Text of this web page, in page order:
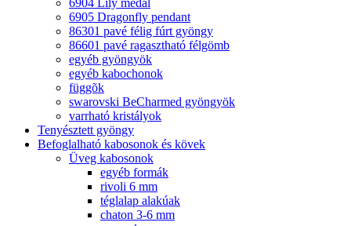
6904 Lily medál
6905 Dragonfly pendant
86301 pavé félig fúrt gyöngy
86601 pavé ragasztható félgömb
egyéb gyöngyök
egyéb kabochonok
függõk
swarovski BeCharmed gyöngyök
varrható kristályok
Tenyésztett gyöngy
Befoglalható kabosonok és kövek
Üveg kabosonok
egyéb formák
rivoli 6 mm
téglalap alakúak
chaton 3-6 mm